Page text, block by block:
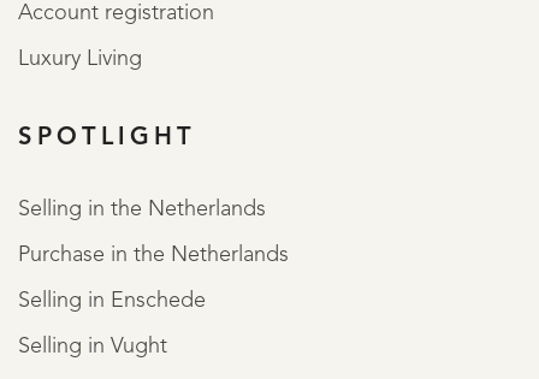
Account registration
Luxury Living
SPOTLIGHT
Selling in the Netherlands
Purchase in the Netherlands
Selling in Enschede
Selling in Vught
REGISTER